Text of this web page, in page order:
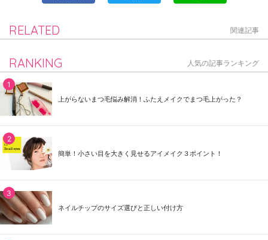
RELATED 関連記事
RANKING 人気の記事ランキング
上がらないまつ毛悩み解消！ふたえメイクでまつ毛上がった？
簡単！小さい目を大きく見せるアイメイク３ポイント！
ネイルチップのサイズ選びと正しい付け方